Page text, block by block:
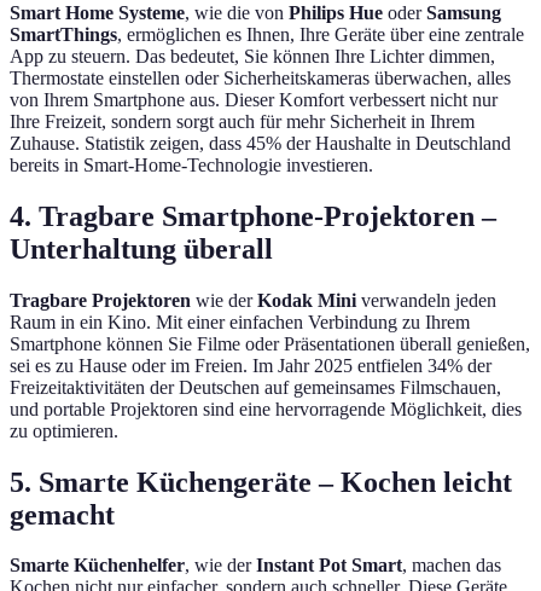
Smart Home Systeme, wie die von Philips Hue oderSamsung
SmartThings, ermöglichen es Ihnen, Ihre Geräte über eine zentrale
App zu steuern. Das bedeutet, Sie können Ihre Lichter dimmen,
Thermostate einstellen oder Sicherheitskameras überwachen, alles
von Ihrem Smartphone aus. Dieser Komfort verbessert nicht nur
Ihre Freizeit, sondern sorgt auch für mehr Sicherheit in Ihrem
Zuhause. Statistik zeigen, dass 45% der Haushalte in Deutschland
bereits in Smart-Home-Technologie investieren.
4. Tragbare Smartphone-Projektoren –
Unterhaltung überall
Tragbare Projektoren wie derKodak Mini verwandeln jeden
Raum in ein Kino. Mit einer einfachen Verbindung zu Ihrem
Smartphone können Sie Filme oder Präsentationen überall genießen,
sei es zu Hause oder im Freien. Im Jahr 2025 entfielen 34% der
Freizeitaktivitäten der Deutschen auf gemeinsames Filmschauen,
und portable Projektoren sind eine hervorragende Möglichkeit, dies
zu optimieren.
5. Smarte Küchengeräte – Kochen leicht
gemacht
Smarte Küchenhelfer, wie derInstant Pot Smart, machen das